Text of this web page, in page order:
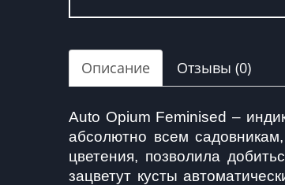
Описание Отзывы (0)
Auto Opium Feminised –
абсолютно всем
цветения, позволила
зацветут кусты